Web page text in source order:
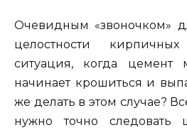
Очевидным «звоночком»
целостности
ситуация, когда цемент
начинает крошиться и
же делать в этом случае?
нужно точно следовать